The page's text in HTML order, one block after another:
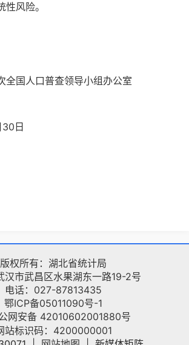
性风险。
全国人口普查领导小组办公室
30 日
版权所有：湖北省统计局
汉市武昌区水果湖东一路19-2号
电话：027-87813435
鄂ICP备05011090号-1
网安备 42010602001880号
站标识码：4200000001